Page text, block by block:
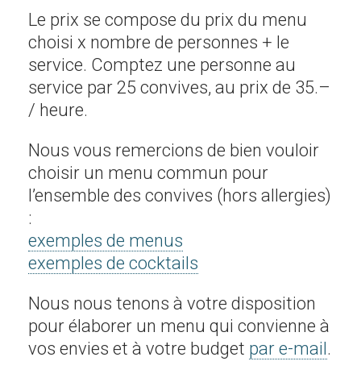
Banquets
Avant-goût
Ambiances
Le prix se compose du prix du menu
choisi x nombre de personnes + le
service. Comptez une personne au
service par 25 convives, au prix de 35.–
/ heure.
Nous vous remercions de bien vouloir
choisir un menu commun pour
l’ensemble des convives (hors allergies)
:
exemples de menus
exemples de cocktails
Nous nous tenons à votre disposition
pour élaborer un menu qui convienne à
vos envies et à votre budget par e-mail .